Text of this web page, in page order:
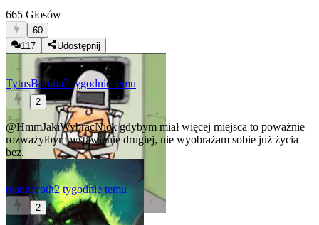
665 Głosów
60
117
Udostępnij
TytusBomba2 tygodnie temu
2
@HmmJakiWybracNickgdybym miał więcej miejsca to poważnie
rozważyłbym wstawienie drugiej, nie wyobrażam sobie już życia
bez.
mannoroth2 tygodnie temu
2